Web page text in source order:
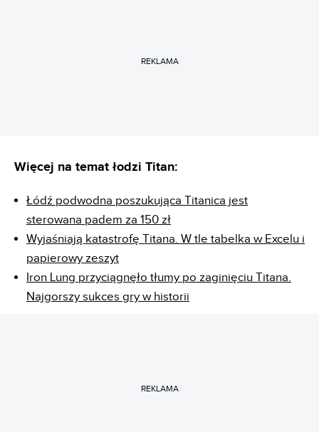
REKLAMA
Więcej na temat łodzi Titan:
Łódź podwodna poszukująca Titanica jest
sterowana padem za 150 zł
Wyjaśniają katastrofę Titana. W tle tabelka w Excelu i
papierowy zeszyt
Iron Lung przyciągnęło tłumy po zaginięciu Titana.
Najgorszy sukces gry w historii
REKLAMA